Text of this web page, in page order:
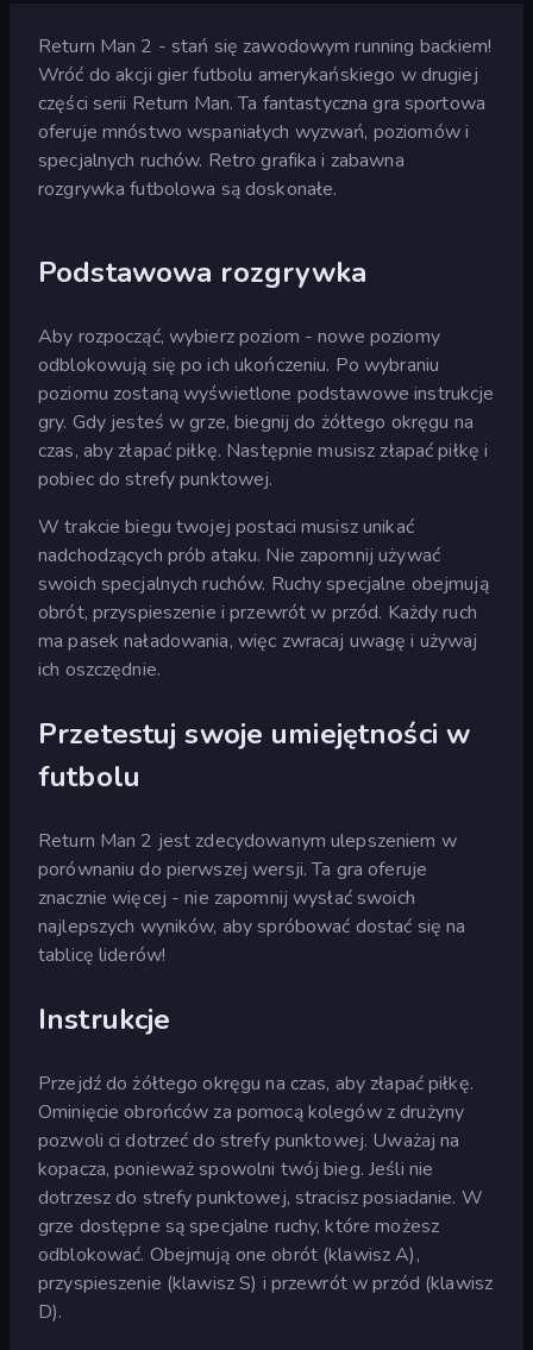
Return Man 2 - stań się zawodowym running backiem!
Wróć do akcji gier futbolu amerykańskiego w drugiej
części serii Return Man. Ta fantastyczna gra sportowa
oferuje mnóstwo wspaniałych wyzwań, poziomów i
specjalnych ruchów. Retro grafika i zabawna
rozgrywka futbolowa są doskonałe.
Podstawowa rozgrywka
Aby rozpocząć, wybierz poziom - nowe poziomy
odblokowują się po ich ukończeniu. Po wybraniu
poziomu zostaną wyświetlone podstawowe instrukcje
gry. Gdy jesteś w grze, biegnij do żółtego okręgu na
czas, aby złapać piłkę. Następnie musisz złapać piłkę i
pobiec do strefy punktowej.
W trakcie biegu twojej postaci musisz unikać
nadchodzących prób ataku. Nie zapomnij używać
swoich specjalnych ruchów. Ruchy specjalne obejmują
obrót, przyspieszenie i przewrót w przód. Każdy ruch
ma pasek naładowania, więc zwracaj uwagę i używaj
ich oszczędnie.
Przetestuj swoje umiejętności w
futbolu
Return Man 2 jest zdecydowanym ulepszeniem w
porównaniu do pierwszej wersji. Ta gra oferuje
znacznie więcej - nie zapomnij wysłać swoich
najlepszych wyników, aby spróbować dostać się na
tablicę liderów!
Instrukcje
Przejdź do żółtego okręgu na czas, aby złapać piłkę.
Ominięcie obrońców za pomocą kolegów z drużyny
pozwoli ci dotrzeć do strefy punktowej. Uważaj na
kopacza, ponieważ spowolni twój bieg. Jeśli nie
dotrzesz do strefy punktowej, stracisz posiadanie. W
grze dostępne są specjalne ruchy, które możesz
odblokować. Obejmują one obrót (klawisz A),
przyspieszenie (klawisz S) i przewrót w przód (klawisz
D).